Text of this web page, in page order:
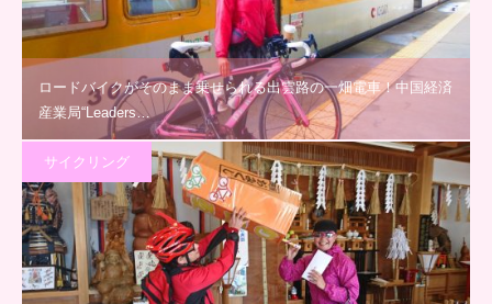
ロードバイクがそのまま乗せられる出雲路の一畑電車！中国経済
産業局“Leaders…
サイクリング